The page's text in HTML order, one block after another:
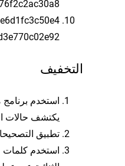
التخفيف
استخدم
يكتشف حالات
تطبيق
استخدم كلمات